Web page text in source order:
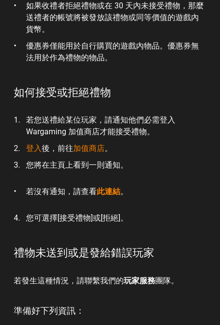
如果收禮者拒絕禮物或在 30 天內未接受禮物，那麼
送禮者的帳號將被發放該禮物或同等價值的遊戲內
貨幣。
優惠券僅能用於自行購買的遊戲內物品。優惠券無
法用於作為禮物的物品。
如何接受或拒絕禮物
若您送禮給某位玩家，請通知他們必需登入
Wargaming 加值商店才能接受禮物。
登入後，前往加值商店。
您將在主頁上看到一則通知。
若沒有通知，請查看此連結。
您可選擇[接受禮物]或[拒絕]。
禮物未送到或是發給錯誤玩家
若發生這種情況，請聯繫我們的玩家服務團隊。
準備好下列資訊：